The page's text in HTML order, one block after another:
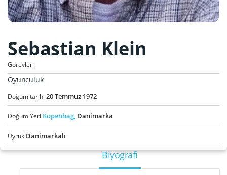
Sebastian Klein
Görevleri
Oyunculuk
Doğum tarihi 20Temmuz 1972
Doğum Yeri Kopenhag, Danimarka
Uyruk Danimarkalı
Biyografi